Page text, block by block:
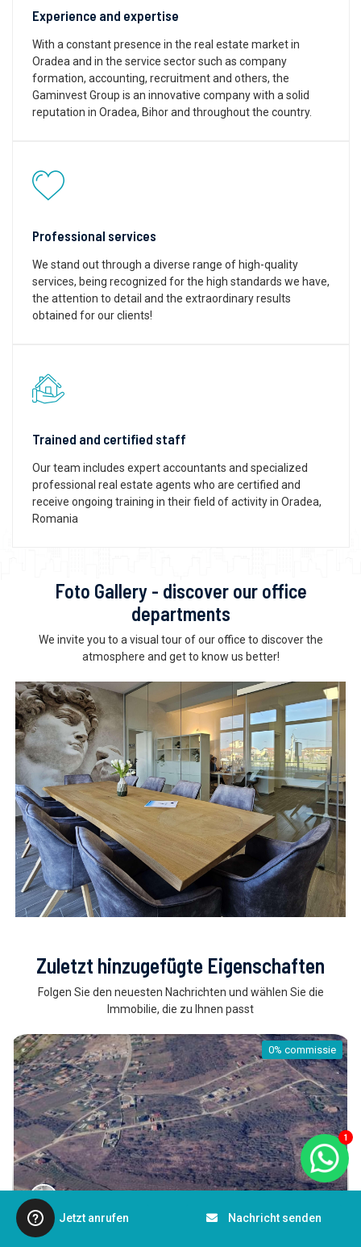
1
Experience and expertise
With a constant presence in the real estate market in
Oradea and in the service sector such as company
formation, accounting, recruitment and others, the
Gaminvest Group is an innovative company with a solid
reputation in Oradea, Bihor and throughout the country.
Professional services
We stand out through a diverse range of high-quality
services, being recognized for the high standards we have,
the attention to detail and the extraordinary results
obtained for our clients!
Trained and certified staff
Our team includes expert accountants and specialized
professional real estate agents who are certified and
receive ongoing training in their field of activity in Oradea,
Romania
Foto Gallery - discover our office
departments
We invite you to a visual tour of our office to discover the
atmosphere and get to know us better!
Zuletzt hinzugefügte Eigenschaften
Folgen Sie den neuesten Nachrichten und wählen Sie die
Immobilie, die zu Ihnen passt
0% commissie
Jetzt anrufen Nachricht senden